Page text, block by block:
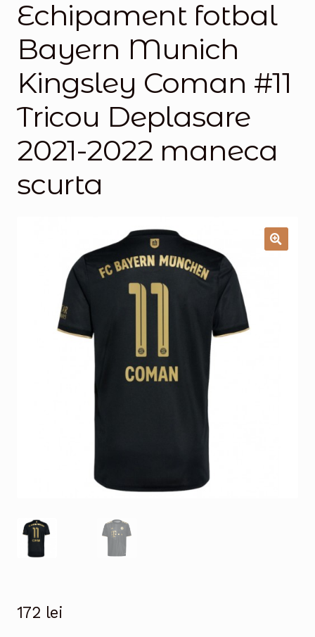
Magazinul
Echipament fotbal
Bayern Munich
Kingsley Coman #11
Tricou Deplasare
2021-2022 maneca
scurta
172 lei